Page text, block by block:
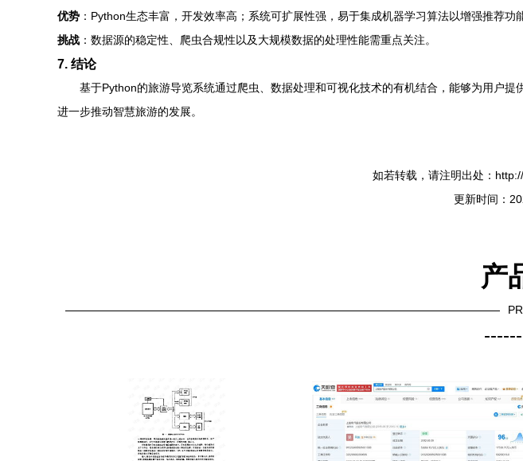
优势 ：Python生态丰富，开发效率高；系统可扩展性强，易于集成机器学习算法以增强推荐功能
挑战 ：数据源的稳定性、爬虫合规性以及大规模数据的处理性能需重点关注。
7. 结论
基于Python的旅游导览系统通过爬虫、数据处理和可视化技术的有机结合，能够为用户
进一步推动智慧旅游的发展。
如若转载，请注明出处：
更新时间：
产